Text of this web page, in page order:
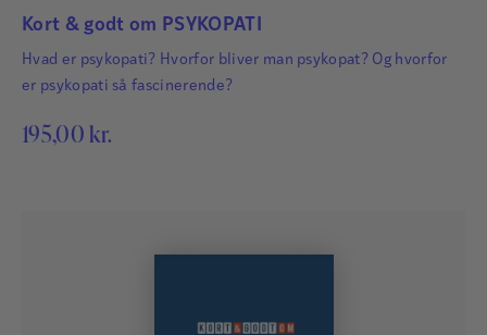
Kort & godt om PSYKOPATI
Hvad er psykopati? Hvorfor bliver man psykopat? Og hvorfor
er psykopati så fascinerende?
195,00 kr.